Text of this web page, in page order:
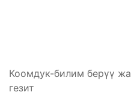
Коомдук-билим берүү
гезит